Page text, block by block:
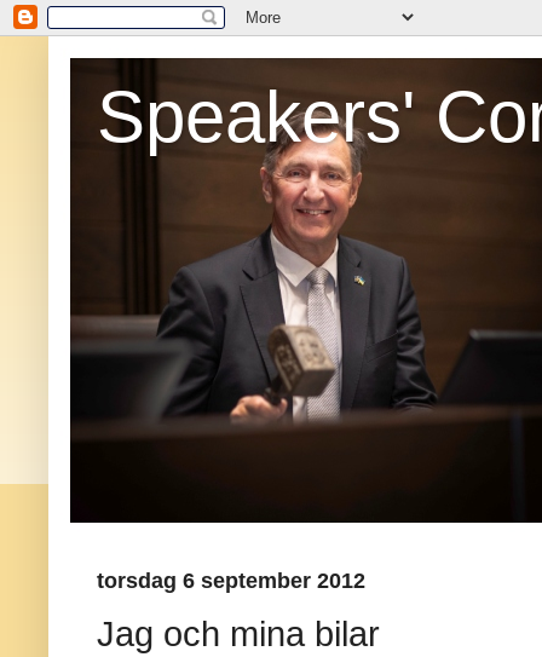
Speakers'
torsdag 6 september 2012
Jag och mina bilar